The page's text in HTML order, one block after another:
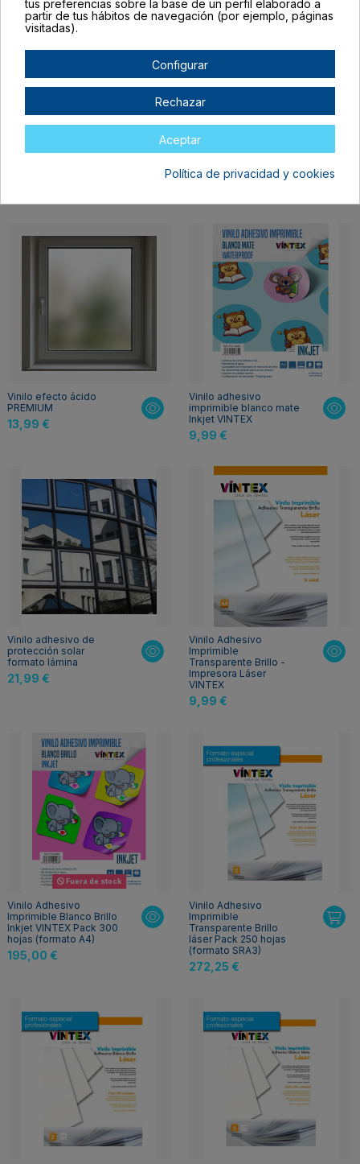
removible Láser Pack
imprimible Surtido
Inkjet/Láser
9,99 €
Vinilo efecto ácido
PREMIUM
13,99 €
Vinilo adhesivo
imprimible blanco mate
Inkjet VINTEX
9,99 €
Vinilo adhesivo de
protección solar
formato lámina
21,99 €
Vinilo Adhesivo
Imprimible
Transparente Brillo -
Impresora Láser
VINTEX
9,99 €
Fuera de stock
Vinilo Adhesivo
Imprimible Blanco Brillo
Inkjet VINTEX Pack 300
hojas (formato A4)
195,00 €
Vinilo Adhesivo
Imprimible
Transparente Brillo
láser Pack 250 hojas
(formato SRA3)
272,25 €
tus preferencias sobre la base de un perfil elaborado a
partir de tus hábitos de navegación (por ejemplo, páginas
visitadas).
Configurar
Rechazar
Aceptar
Política de privacidad y cookies